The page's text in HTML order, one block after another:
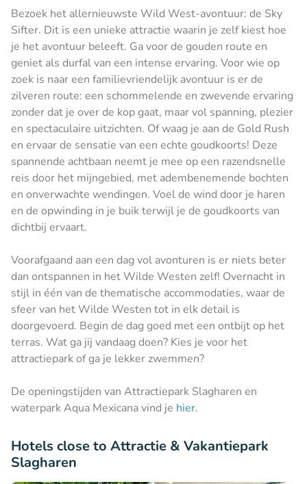
Bezoek het allernieuwste Wild West-avontuur: de Sky
Sifter. Dit is een unieke attractie waarin je zelf kiest hoe
je het avontuur beleeft. Ga voor de gouden route en
geniet als durfal van een intense ervaring. Voor wie op
zoek is naar een familievriendelijk avontuur is er de
zilveren route: een schommelende en zwevende ervaring
zonder dat je over de kop gaat, maar vol spanning, plezier
en spectaculaire uitzichten. Of waag je aan de Gold Rush
en ervaar de sensatie van een echte goudkoorts! Deze
spannende achtbaan neemt je mee op een razendsnelle
reis door het mijngebied, met adembenemende bochten
en onverwachte wendingen. Voel de wind door je haren
en de opwinding in je buik terwijl je de goudkoorts van
dichtbij ervaart.
Voorafgaand aan een dag vol avonturen is er niets beter
dan ontspannen in het Wilde Westen zelf! Overnacht in
stijl in één van de thematische accommodaties, waar de
sfeer van het Wilde Westen tot in elk detail is
doorgevoerd. Begin de dag goed met een ontbijt op het
terras. Wat ga jij vandaag doen? Kies je voor het
attractiepark of ga je lekker zwemmen?
De openingstijden van Attractiepark Slagharen en
waterpark Aqua Mexicana vind je hier.
Hotels close to Attractie & Vakantiepark
Slagharen